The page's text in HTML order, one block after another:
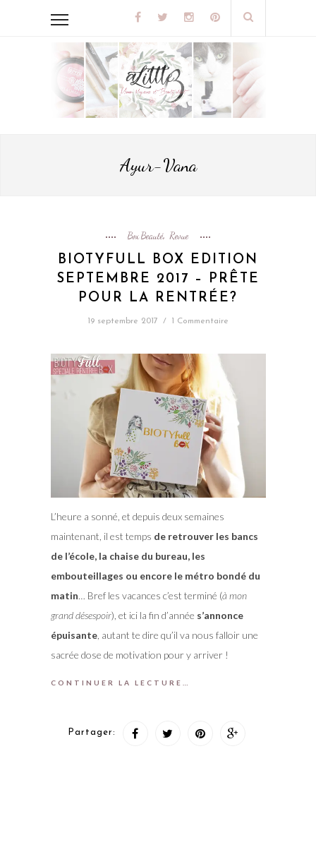
Ayur-Vana
Box Beauté, Revue
BIOTYFULL BOX EDITION
SEPTEMBRE 2017 – PRÊTE
POUR LA RENTRÉE?
19 septembre 2017 / 1 Commentaire
L’heure a sonné, et depuis deux semaines
maintenant, il est temps de retrouver les bancs
de l’école, la chaise du bureau, les
embouteillages ou encore le métro bondé du
matin… Bref les vacances c’est terminé (à mon
grand désespoir), et ici la fin d’année s’annonce
épuisante, autant te dire qu’il va nous falloir une
sacrée dose de motivation pour y arriver !
CONTINUER LA LECTURE…
Partager: